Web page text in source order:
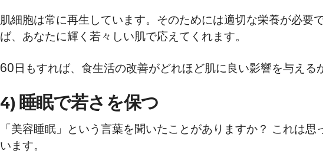
肌細胞は常に再生しています。そのためには適切な栄養が必要
ば、あなたに輝く若々しい肌で応えてくれます。
60日もすれば、食生活の改善がどれほど肌に良い影響を与える
4) 睡眠で若さを保つ
「美容睡眠」という言葉を聞いたことがありますか？ これは
います。